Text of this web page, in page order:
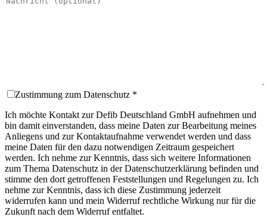
Zustimmung zum Datenschutz *
Ich möchte Kontakt zur Defib Deutschland GmbH aufnehmen und
bin damit einverstanden, dass meine Daten zur Bearbeitung meines
Anliegens und zur Kontaktaufnahme verwendet werden und dass
meine Daten für den dazu notwendigen Zeitraum gespeichert
werden. Ich nehme zur Kenntnis, dass sich weitere Informationen
zum Thema Datenschutz in der Datenschutzerklärung befinden und
stimme den dort getroffenen Feststellungen und Regelungen zu. Ich
nehme zur Kenntnis, dass ich diese Zustimmung jederzeit
widerrufen kann und mein Widerruf rechtliche Wirkung nur für die
Zukunft nach dem Widerruf entfaltet.